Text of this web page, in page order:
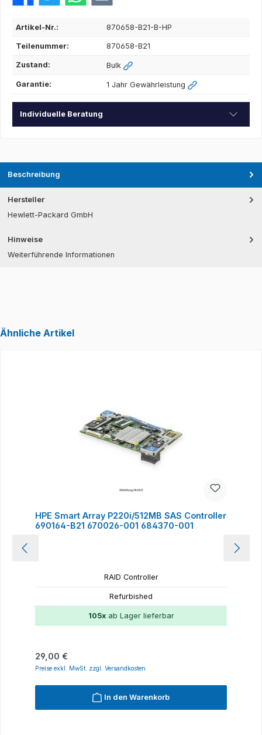
Artikel-Nr.: 870658-B21-B-HP
Teilenummer: 870658-B21
Zustand: Bulk
Garantie: 1 Jahr Gewährleistung
Individuelle Beratung
Beschreibung
Hersteller
Hewlett-Packard GmbH
Hinweise
Weiterführende Informationen
Ähnliche Artikel
HPE Smart Array P220i/512MB SAS Controller
690164-B21 670026-001 684370-001
RAID Controller
Refurbished
105xab Lager lieferbar
Regulärer Preis:
29,00 €
Preise exkl. MwSt. zzgl. Versandkosten
In den Warenkorb